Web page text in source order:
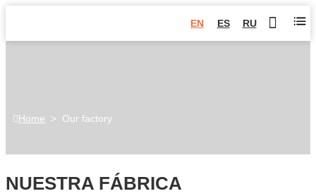
EN ES RU
Home > Our factory
NUESTRA FÁBRICA